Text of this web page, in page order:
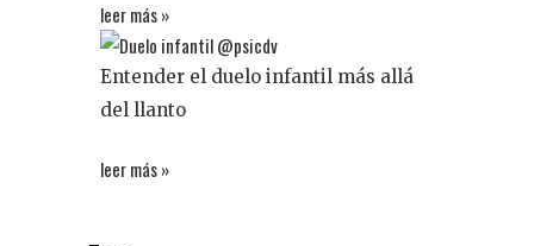
leer más »
Entender el duelo infantil más allá
del llanto
leer más »